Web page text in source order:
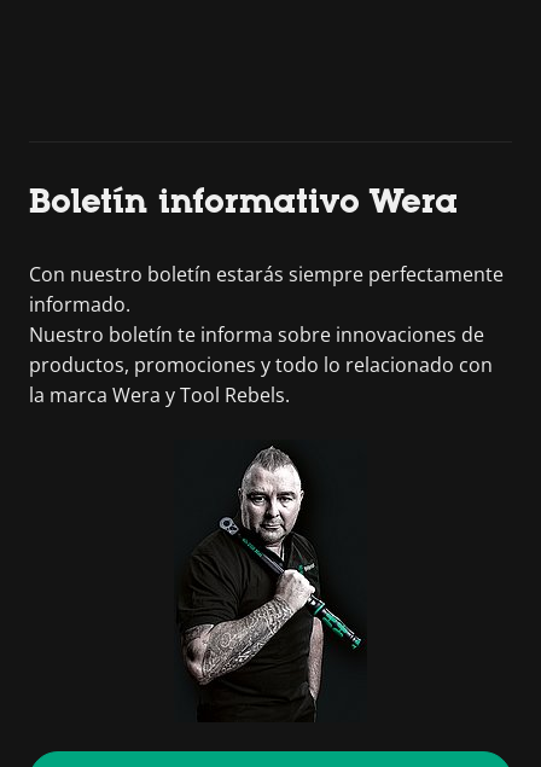
Boletín informativo Wera
Con nuestro boletín estarás siempre perfectamente
informado.
Nuestro boletín te informa sobre innovaciones de
productos, promociones y todo lo relacionado con
la marca Wera y Tool Rebels.